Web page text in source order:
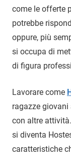
come le offerte
potrebbe
oppure, più
si occupa di
di figura
Lavorare come
ragazze
con altre
si diventa
caratteristiche